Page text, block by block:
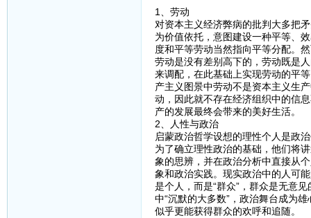
1、劳动
对资本主义经济弊病的批判大多把
为价值依托，意图建设一种平等、
度和平等劳动当然指向平等分配。
劳动是没有差别高下的，劳动既是
来调配，在此基础上实现劳动的平
产主义图景中劳动不是资本主义生
动，因此就不存在经济组织中的信
产的发展最终会带来的美好生活。
2、人性与政治
启蒙政治哲学设想的理性个人是政
为了确立理性政治的基础，他们将
象的思辨，并在政治分析中直接从
象和政治实践。现实政治中的人可
是个人，而是“群众”，群众是无意
中“沉默的大多数”，政治舞台成为
似乎更能获得群众的欢呼和追随。